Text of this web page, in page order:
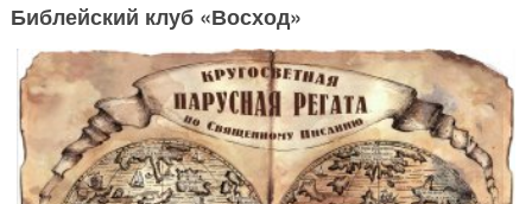
Библейский клуб «Восход»